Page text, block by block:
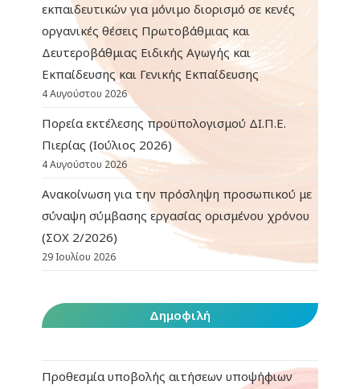
εκπαιδευτικών για μόνιμο διορισμό σε κενές
οργανικές θέσεις Πρωτοβάθμιας και
Δευτεροβάθμιας Ειδικής Αγωγής και
Εκπαίδευσης και Γενικής Εκπαίδευσης
4 Αυγούστου 2026
Πορεία εκτέλεσης προϋπολογισμού ΔΙ.Π.Ε.
Πιερίας (Ιούλιος 2026)
4 Αυγούστου 2026
Ανακοίνωση για την πρόσληψη προσωπικού με
σύναψη σύμβασης εργασίας ορισμένου χρόνου
(ΣΟΧ 2/2026)
29 Ιουλίου 2026
Δημοφιλή
Προθεσμία υποβολής αιτήσεων υποψήφιων